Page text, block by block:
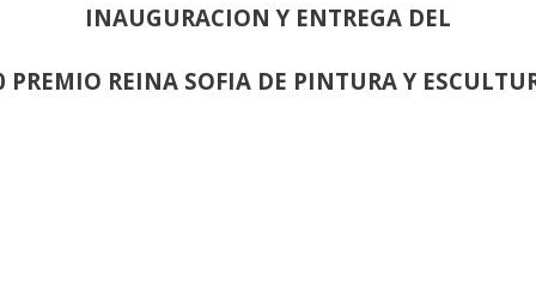
INAUGURACION Y ENTREGA DEL
PREMIO REINA SOFIA DE PINTURA Y